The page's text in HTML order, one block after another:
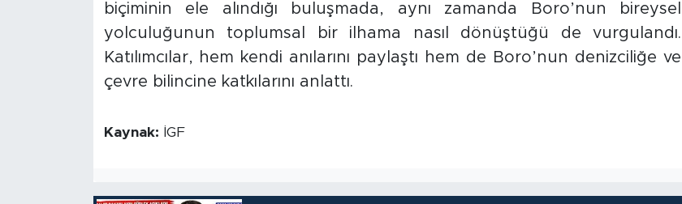
biçiminin ele alındığı buluşmada, aynı zamanda Boro’nun bireysel
yolculuğunun toplumsal bir ilhama nasıl dönüştüğü de vurgulandı.
Katılımcılar, hem kendi anılarını paylaştı hem de Boro’nun denizciliğe ve
çevre bilincine katkılarını anlattı.
Kaynak: İGF